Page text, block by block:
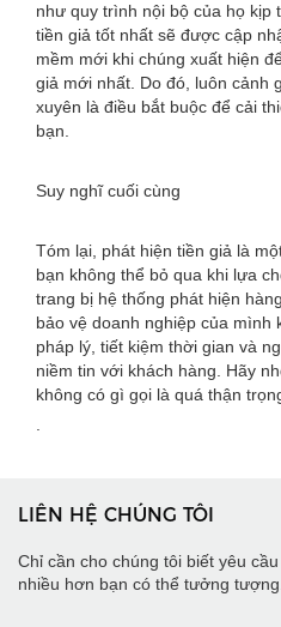
như quy trình nội bộ của họ kịp
tiền giả tốt nhất sẽ được cập
mềm mới khi chúng xuất hiện
giả mới nhất. Do đó, luôn cảnh
xuyên là điều bắt buộc để cải
bạn.
Suy nghĩ cuối cùng
Tóm lại, phát hiện tiền giả là
bạn không thể bỏ qua khi lựa
trang bị hệ thống phát hiện
bảo vệ doanh nghiệp của mình
pháp lý, tiết kiệm thời gian và
niềm tin với khách hàng. Hãy
không có gì gọi là quá thận
LIÊN HỆ CHÚNG TÔI
Chỉ cần cho chúng tôi biết yêu
nhiều hơn bạn có thể tưởng tượng.